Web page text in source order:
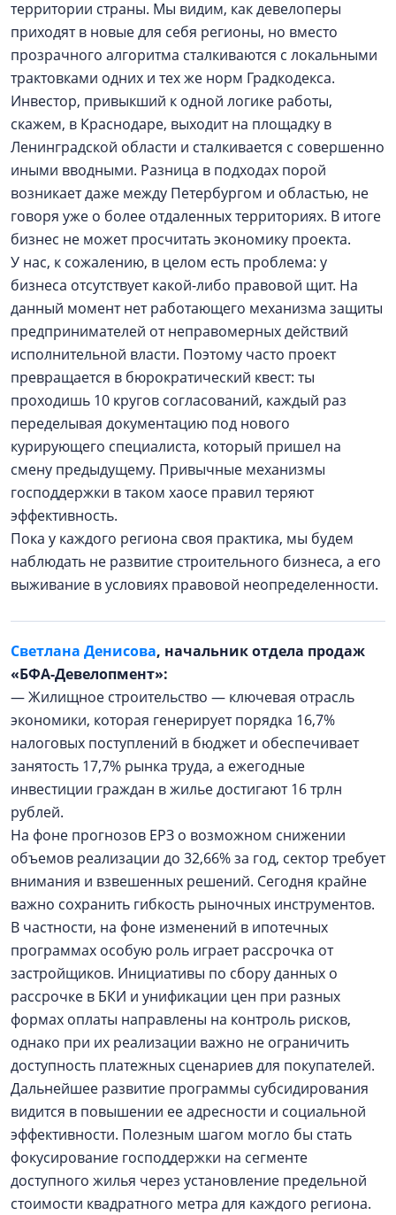
территории страны. Мы видим, как девелоперы
приходят в новые для себя регионы, но вместо
прозрачного алгоритма сталкиваются с локальными
трактовками одних и тех же норм Градкодекса.
Инвестор, привыкший к одной логике работы,
скажем, в Краснодаре, выходит на площадку в
Ленинградской области и сталкивается с совершенно
иными вводными. Разница в подходах порой
возникает даже между Петербургом и областью, не
говоря уже о более отдаленных территориях. В итоге
бизнес не может просчитать экономику проекта.
У нас, к сожалению, в целом есть проблема: у
бизнеса отсутствует какой-либо правовой щит. На
данный момент нет работающего механизма защиты
предпринимателей от неправомерных действий
исполнительной власти. Поэтому часто проект
превращается в бюрократический квест: ты
проходишь 10 кругов согласований, каждый раз
переделывая документацию под нового
курирующего специалиста, который пришел на
смену предыдущему. Привычные механизмы
господдержки в таком хаосе правил теряют
эффективность.
Пока у каждого региона своя практика, мы будем
наблюдать не развитие строительного бизнеса, а его
выживание в условиях правовой неопределенности.
Светлана Денисова, начальник отдела продаж
«БФА-Девелопмент»:
— Жилищное строительство — ключевая отрасль
экономики, которая генерирует порядка 16,7%
налоговых поступлений в бюджет и обеспечивает
занятость 17,7% рынка труда, а ежегодные
инвестиции граждан в жилье достигают 16 трлн
рублей.
На фоне прогнозов ЕРЗ о возможном снижении
объемов реализации до 32,66% за год, сектор требует
внимания и взвешенных решений. Сегодня крайне
важно сохранить гибкость рыночных инструментов.
В частности, на фоне изменений в ипотечных
программах особую роль играет рассрочка от
застройщиков. Инициативы по сбору данных о
рассрочке в БКИ и унификации цен при разных
формах оплаты направлены на контроль рисков,
однако при их реализации важно не ограничить
доступность платежных сценариев для покупателей.
Дальнейшее развитие программы субсидирования
видится в повышении ее адресности и социальной
эффективности. Полезным шагом могло бы стать
фокусирование господдержки на сегменте
доступного жилья через установление предельной
стоимости квадратного метра для каждого региона.